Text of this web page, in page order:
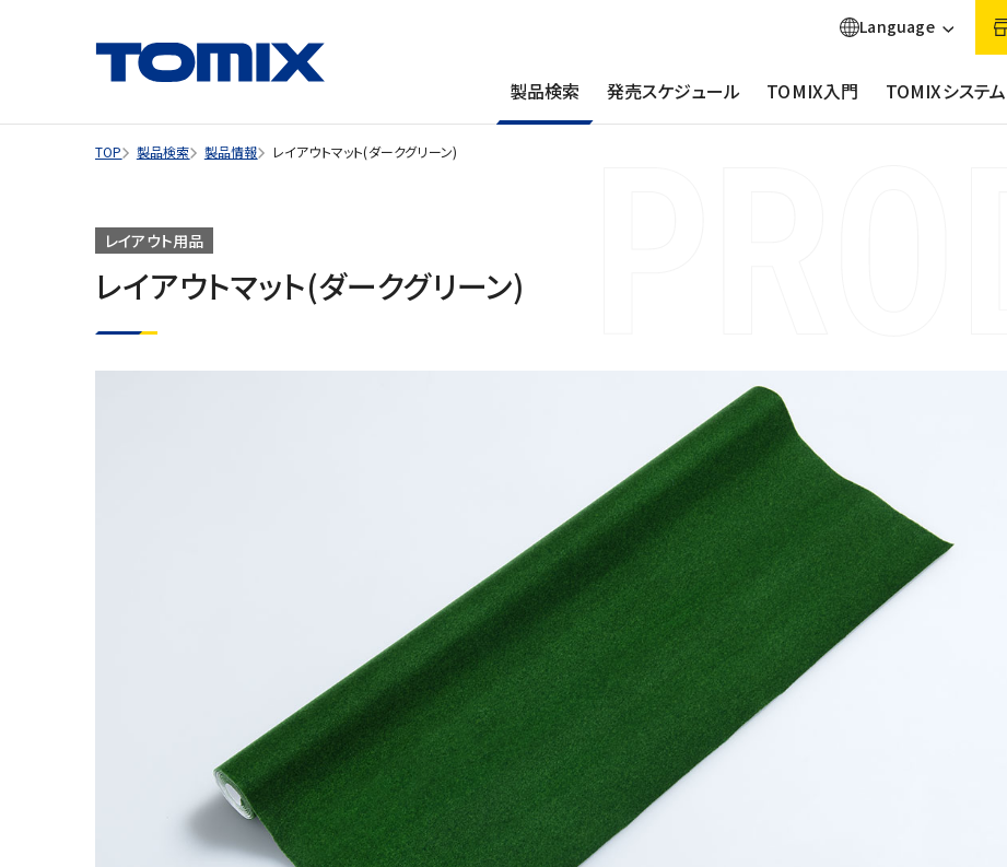
製品検索 発売スケジュール TOMIX入門 TOMIXシステム
Language
TOP 製品検索 製品情報 レイアウトマット(ダークグリーン)
レイアウト用品
レイアウトマット(ダークグリーン)